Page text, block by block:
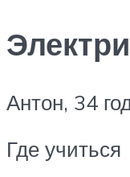
Антон, 34
Где учиться